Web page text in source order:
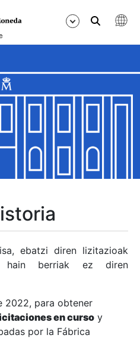
ebatzi diren lizitazioak
hain berriak ez diren
2022, para obtener
en curso y
por la Fábrica